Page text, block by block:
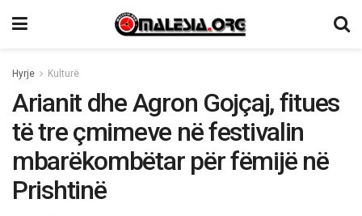
Hyrje Kulturë
Arianit dhe Agron Gojçaj, fitues
të tre çmimeve në festivalin
mbarëkombëtar për fëmijë në
Prishtinë